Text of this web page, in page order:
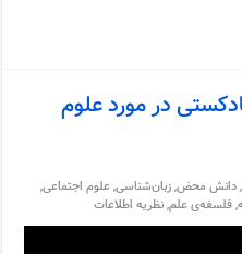
در مورد علوم
,دانش محض,زبان‌شناسی,علوم اجتماعی,
,فلسفه‌ی علم,نظریه اطلاعات